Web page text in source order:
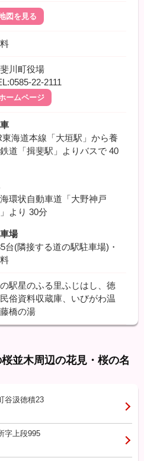
図を見る
川町役場
22-2111
ームページ
東海道本線「大垣駅」から養
道「揖斐駅」よりバスで 40
環状自動車道「大野神戸
より 30分
場
台(隣接する道の駅駐車場)・
駅星のふる里ふじはし、徳
俗資料収蔵庫、いびがわ温
橋の湯
並木周辺の花見・桜の名
谷汲徳積23
字上段995